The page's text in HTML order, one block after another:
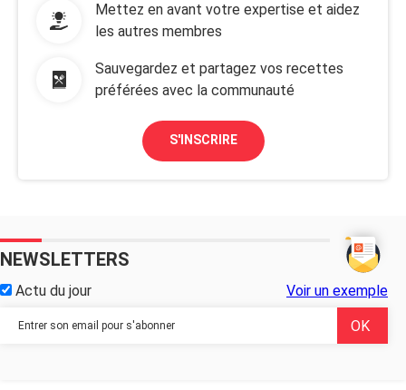
Mettez en avant votre expertise et aidez
les autres membres
Sauvegardez et partagez vos recettes
préférées avec la communauté
S'INSCRIRE
NEWSLETTERS
Actu du jour Voir un exemple